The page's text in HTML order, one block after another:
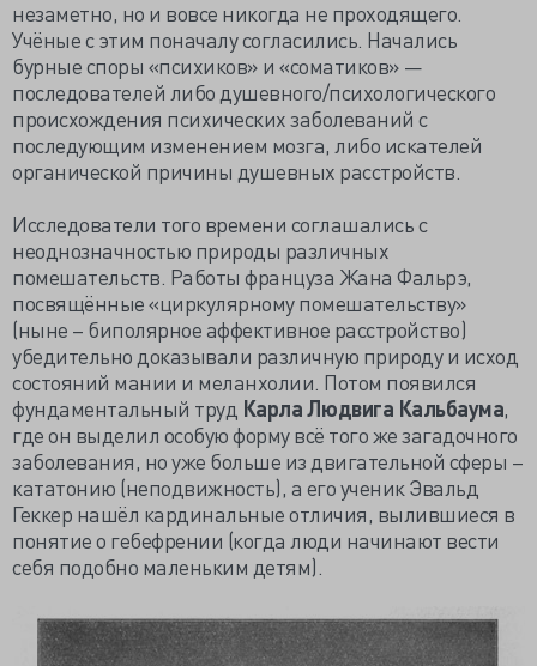
незаметно, но и вовсе никогда не проходящего.
Учёные с этим поначалу согласились. Начались
бурные споры «психиков» и «соматиков» —
последователей либо душевного/психологического
происхождения психических заболеваний с
последующим изменением мозга, либо искателей
органической причины душевных расстройств.
Исследователи того времени соглашались с
неоднозначностью природы различных
помешательств. Работы француза Жана Фальрэ,
посвящённые «циркулярному помешательству»
(ныне – биполярное аффективное расстройство)
убедительно доказывали различную природу и исход
состояний мании и меланхолии. Потом появился
фундаментальный труд Карла Людвига Кальбаума,
где он выделил особую форму всё того же загадочного
заболевания, но уже больше из двигательной сферы –
кататонию (неподвижность), а его ученик Эвальд
Геккер нашёл кардинальные отличия, вылившиеся в
понятие о гебефрении (когда люди начинают вести
себя подобно маленьким детям).